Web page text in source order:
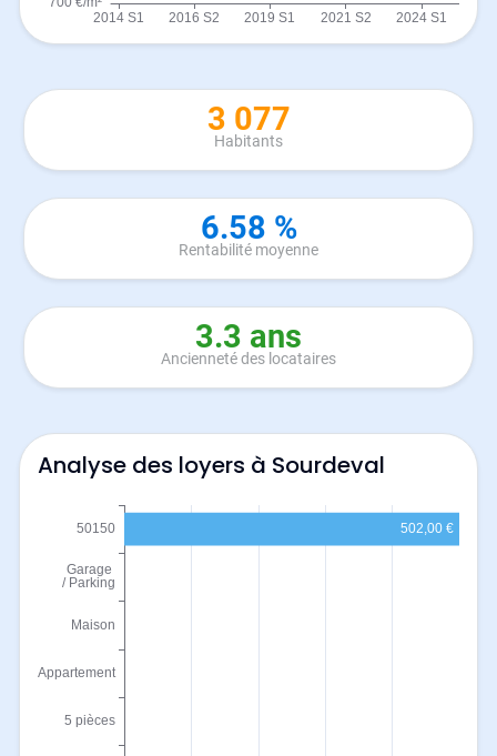
3 077
Habitants
6.58 %
Rentabilité moyenne
3.3 ans
Ancienneté des locataires
Analyse des loyers à Sourdeval